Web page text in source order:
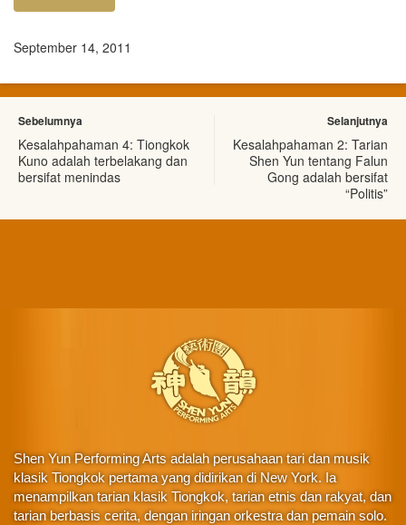
September 14, 2011
Sebelumnya
Kesalahpahaman 4: Tiongkok
Kuno adalah terbelakang dan
bersifat menindas
Selanjutnya
Kesalahpahaman 2: Tarian
Shen Yun tentang Falun
Gong adalah bersifat
“Politis”
Shen Yun Performing Arts adalah perusahaan tari dan musik
klasik Tiongkok pertama yang didirikan di New York. Ia
menampilkan tarian klasik Tiongkok, tarian etnis dan rakyat, dan
tarian berbasis cerita, dengan iringan orkestra dan pemain solo.